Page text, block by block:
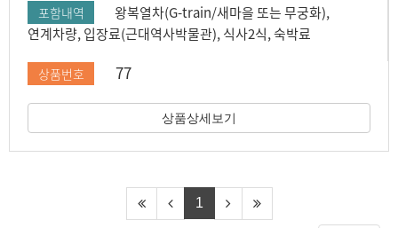
포함내역
왕복열차(G-train/새마을 또는 무궁화),
연계차량, 입장료(근대역사박물관), 식사2식, 숙박료
상품번호 77
상품상세보기
1